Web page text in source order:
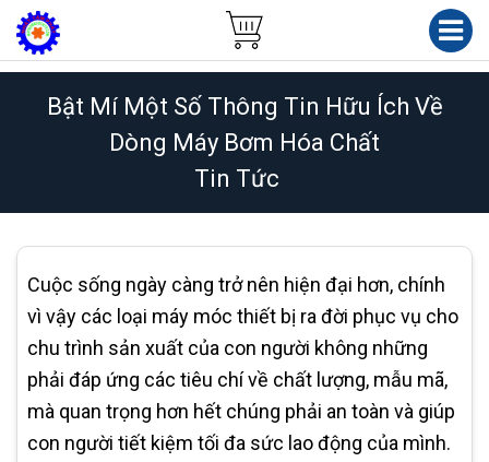
Bật Mí Một Số Thông Tin Hữu Ích Về
Dòng Máy Bơm Hóa Chất
Tin Tức
Cuộc sống ngày càng trở nên hiện đại hơn, chính
vì vậy các loại máy móc thiết bị ra đời phục vụ cho
chu trình sản xuất của con người không những
phải đáp ứng các tiêu chí về chất lượng, mẫu mã,
mà quan trọng hơn hết chúng phải an toàn và giúp
con người tiết kiệm tối đa sức lao động của mình.